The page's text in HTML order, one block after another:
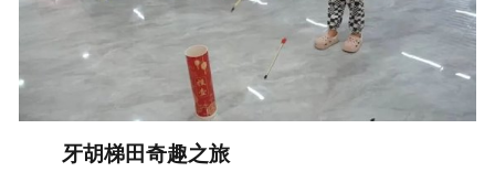
牙胡梯田奇趣之旅